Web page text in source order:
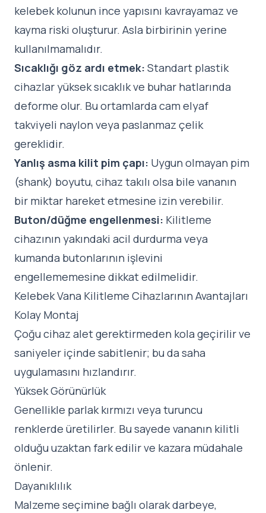
kelebek kolunun ince yapısını kavrayamaz ve
kayma riski oluşturur. Asla birbirinin yerine
kullanılmamalıdır.
Sıcaklığı göz ardı etmek: Standart plastik
cihazlar yüksek sıcaklık ve buhar hatlarında
deforme olur. Bu ortamlarda cam elyaf
takviyeli naylon veya paslanmaz çelik
gereklidir.
Yanlış asma kilit pim çapı: Uygun olmayan pim
(shank) boyutu, cihaz takılı olsa bile vananın
bir miktar hareket etmesine izin verebilir.
Buton/düğme engellenmesi: Kilitleme
cihazının yakındaki acil durdurma veya
kumanda butonlarının işlevini
engellememesine dikkat edilmelidir.
Kelebek Vana Kilitleme Cihazlarının Avantajları
Kolay Montaj
Çoğu cihaz alet gerektirmeden kola geçirilir ve
saniyeler içinde sabitlenir; bu da saha
uygulamasını hızlandırır.
Yüksek Görünürlük
Genellikle parlak kırmızı veya turuncu
renklerde üretilirler. Bu sayede vananın kilitli
olduğu uzaktan fark edilir ve kazara müdahale
önlenir.
Dayanıklılık
Malzeme seçimine bağlı olarak darbeye,